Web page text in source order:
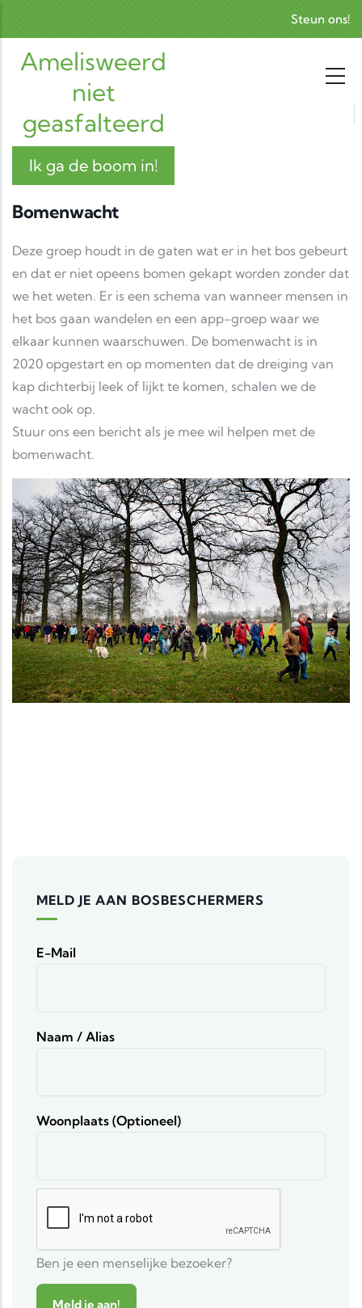
Steun ons!
Amelisweerd
niet
geasfalteerd
Ik ga de boom in!
Bomenwacht
Deze groep houdt in de gaten wat er in het bos gebeurt
en dat er niet opeens bomen gekapt worden zonder dat
we het weten. Er is een schema van wanneer mensen in
het bos gaan wandelen en een app-groep waar we
elkaar kunnen waarschuwen. De bomenwacht is in
2020 opgestart en op momenten dat de dreiging van
kap dichterbij leek of lijkt te komen, schalen we de
wacht ook op.
Stuur ons een bericht als je mee wil helpen met de
bomenwacht.
MELD JE AAN BOSBESCHERMERS
E-Mail
Naam / Alias
Woonplaats (optioneel)
Ben je een menselijke bezoeker?